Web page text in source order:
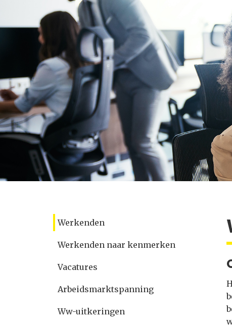
Werkenden
Werkenden naar kenmerken
Vacatures
Arbeidsmarktspanning
Ww-uitkeringen